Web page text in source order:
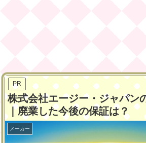
PR
株式会社エージー・ジャパン
｜廃業した今後の保証は？
メーカー